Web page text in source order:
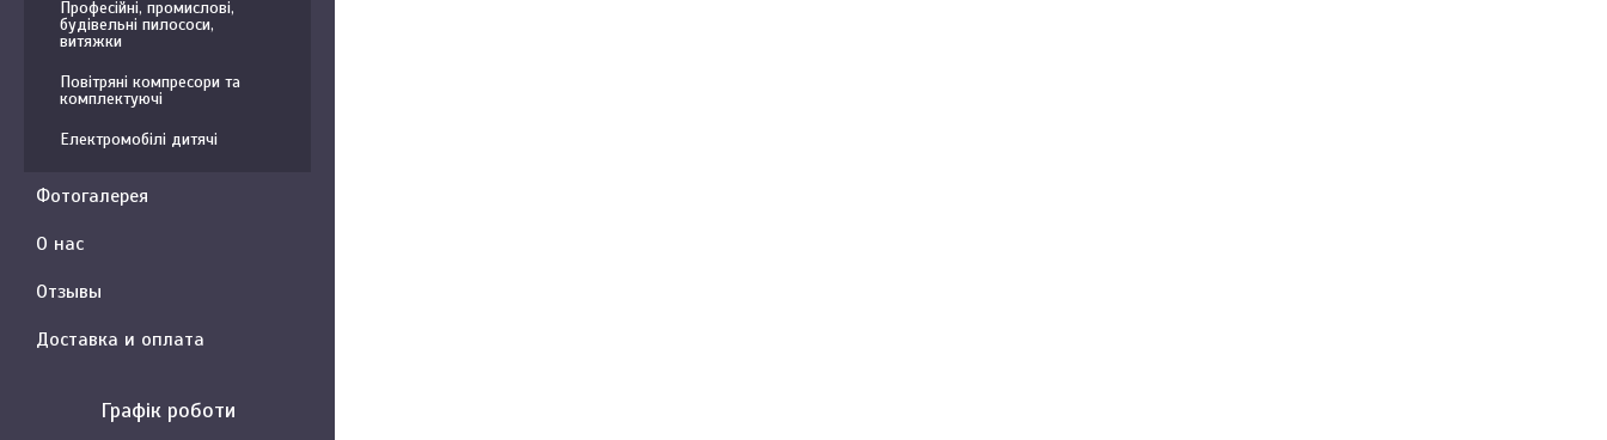
Професійні, промислові,
будівельні пилососи,
витяжки
Повітряні компресори та
комплектуючі
Електромобілі дитячі
Фотогалерея
О нас
Отзывы
Доставка и оплата
Графік роботи